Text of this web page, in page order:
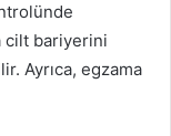
cilt bariyerini
Ayrıca, egzama